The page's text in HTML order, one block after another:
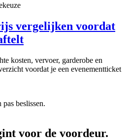
vergelijken voordat
kosten, vervoer, garderobe en
voordat je een evenementticket
beslissen.
voor de voordeur.